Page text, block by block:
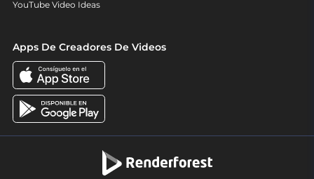
YouTube Video Ideas
Apps De Creadores De Videos